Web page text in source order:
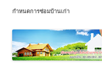
กำหนดการซ่อมบ้านเก่า